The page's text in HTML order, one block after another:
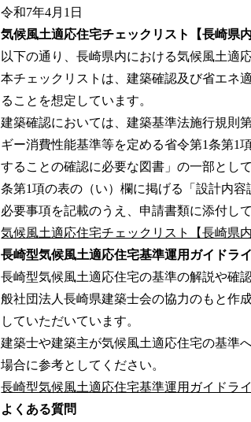
令和7年4月1日
気候風土適応住宅チェックリスト【長崎県内
以下の通り、長崎県内における気候風土適
本チェックリストは、建築確認及び省エネ
ることを想定しています。
建築確認においては、建築基準法施行規則
ギー消費性能基準等を定める省令第1条第1
することの確認に必要な図書」の一部とし
条第1項の表の（い）欄に掲げる「設計内容
必要事項を記載のうえ、申請書類に添付し
気候風土適応住宅チェックリスト【長崎県
長崎型気候風土適応住宅基準運用ガイドラ
長崎型気候風土適応住宅の基準の解説や確
般社団法人長崎県建築士会の協力のもと作
していただいています。
建築士や建築主が気候風土適応住宅の基準
場合に参考としてください。
長崎型気候風土適応住宅基準運用ガイドラ
よくある質問